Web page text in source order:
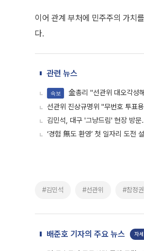
이어 관계 부처에 민주주의 가치
다.
관련 뉴스
속보
金총리 "선관위 대오각성
선관위 진상규명위 "무번호 투표
김민석, 대구 '그냥드림' 현장 방
‘경험 無도 환영’ 첫 일자리 도전
#김민석 #선관위 #참정권
배준호 기자의 주요 뉴스 자